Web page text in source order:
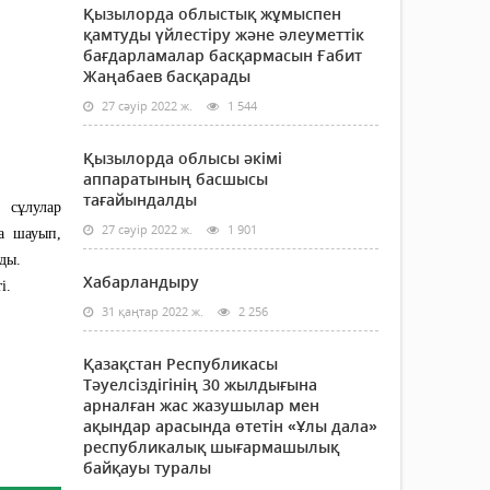
шауып,
Қызылорда облыстық жұмыспен
қамтуды үйлестіру және әлеуметтік
бағдарламалар басқармасын Ғабит
Жаңабаев басқарады
27 сәуір 2022 ж. 1 544
Қызылорда облысы әкімі
аппаратының басшысы
тағайындалды
27 сәуір 2022 ж. 1 901
Хабарландыру
31 қаңтар 2022 ж. 2 256
Қазақстан Республикасы
Тәуелсіздігінің 30 жылдығына
арналған жас жазушылар мен
ақындар арасында өтетін «Ұлы дала»
республикалық шығармашылық
байқауы туралы